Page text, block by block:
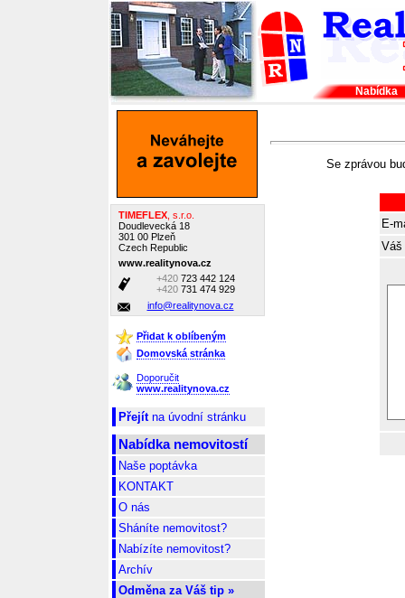
Nabídka
TIMEFLEX, s.r.o.
Doudlevecká 18
301 00 Plzeň
Czech Republic
www.realitynova.cz
+420723 442 124
+420731 474 929
info@realitynova.cz
Přidat k oblíbeným
Domovská stránka
Doporučit
www.realitynova.cz
Přejítna úvodní stránku
Nabídka nemovitostí
Naše poptávka
KONTAKT
O nás
Sháníte nemovitost?
Nabízíte nemovitost?
Archív
Odměna za Váš tip »
Se zprávou
E-
Váš